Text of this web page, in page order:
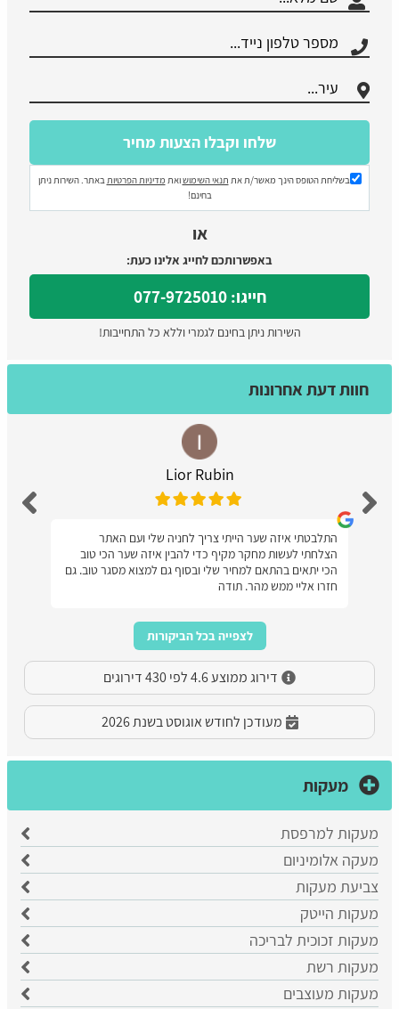
בשליחת הטופס הינך מאשר/ת את תנאי השימושואת מדיניות הפרטיותבאתר. השירות ניתן
בחינם!
או
באפשרותכם לחייג אלינו כעת:
חייגו: 077-9725010
השירות ניתן בחינם לגמרי וללא כל התחייבות!
חוות דעת אחרונות
Lior Rubin
התלבטתי איזה שער הייתי צריך לחניה שלי ועם האתר
הצלחתי לעשות מחקר מקיף כדי להבין איזה שער הכי טוב
הכי יתאים בהתאם למחיר שלי ובסוף גם למצוא מסגר טוב. גם
חזרו אליי ממש מהר. תודה
לצפייה בכל הביקורות
דירוג ממוצע 4.6 לפי 430 דירוגים
מעודכן לחודש אוגוסט בשנת 2026
מעקות
מעקות למרפסת
מעקה אלומיניום
צביעת מעקות
מעקות הייטק
מעקות זכוכית לבריכה
מעקות רשת
מעקות מעוצבים